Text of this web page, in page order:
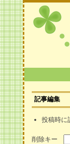
記事編集
投稿時に
削除キー